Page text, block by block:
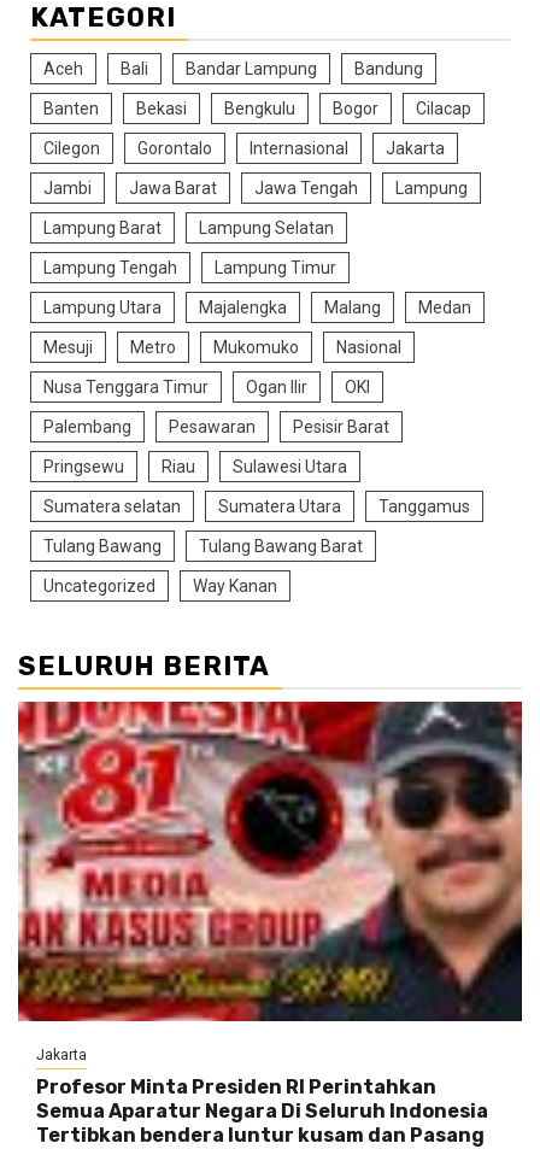
KATEGORI
Aceh Bali Bandar Lampung Bandung
Banten Bekasi Bengkulu Bogor Cilacap
Cilegon Gorontalo Internasional Jakarta
Jambi Jawa Barat Jawa Tengah Lampung
Lampung Barat Lampung Selatan
Lampung Tengah Lampung Timur
Lampung Utara Majalengka Malang Medan
Mesuji Metro Mukomuko Nasional
Nusa Tenggara Timur Ogan Ilir OKI
Palembang Pesawaran Pesisir Barat
Pringsewu Riau Sulawesi Utara
Sumatera selatan Sumatera Utara Tanggamus
Tulang Bawang Tulang Bawang Barat
Uncategorized Way Kanan
SELURUH BERITA
Jakarta
Profesor Minta Presiden RI Perintahkan
Semua Aparatur Negara Di Seluruh Indonesia
Tertibkan bendera luntur kusam dan Pasang